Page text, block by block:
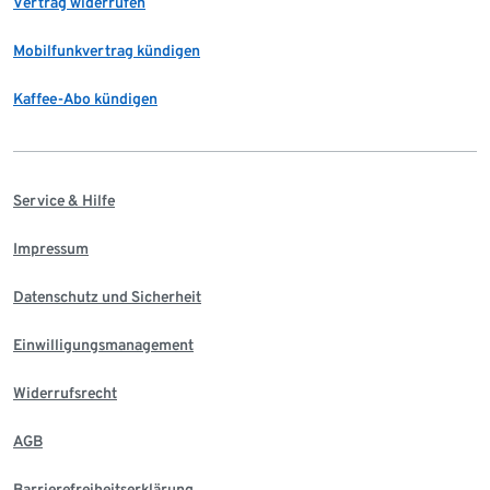
Mobilfunkvertrag kündigen
Kaffee-Abo kündigen
Service & Hilfe
Impressum
Datenschutz und Sicherheit
Einwilligungsmanagement
Widerrufsrecht
AGB